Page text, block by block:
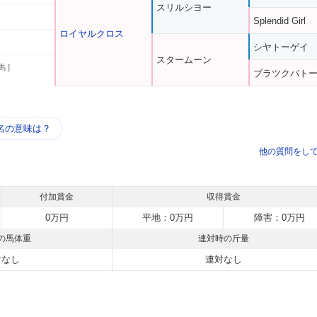
]
ロイヤルクロス
スリルシヨー
スタームーン
Splendid Girl
シヤトーゲイ
ブラツクバトー
の意味は？
他の質問をし
付加賞金 収得賞金
0万円 平地：0万円 障害：0万円
馬体重 連対時の斤量
し 連対なし